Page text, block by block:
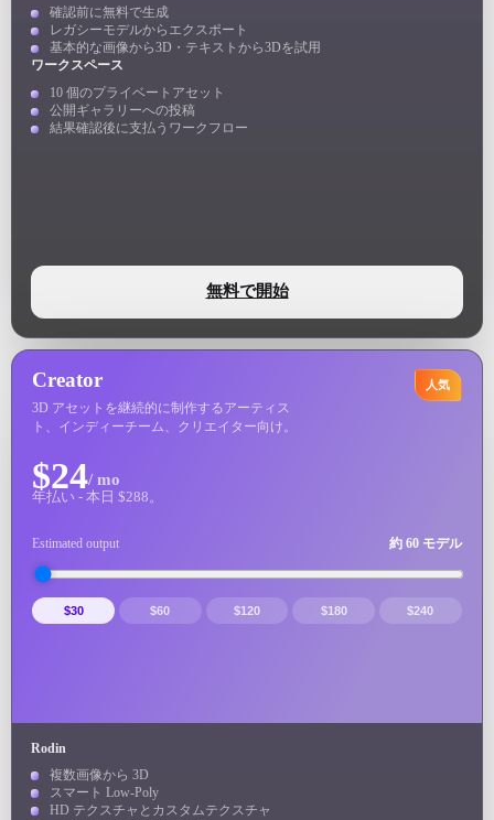
プラグイン
Blender
Godot
Fantasy Flat
Industrial
Minimalist
Pixel Art
Voxel
確認前に無料で生成
レガシーモデルからエクスポート
基本的な画像から3D・テキストから3Dを試用
ワークスペース
10 個のプライベートアセット
公開ギャラリーへの投稿
結果確認後に支払うワークフロー
無料で開始
Creator
3D アセットを継続的に制作するアーティス
ト、インディーチーム、クリエイター向け。
人気
$24/ mo
年払い - 本日 $288。
Estimated output 約 60 モデル
$30 $60 $120 $180 $240
Rodin
複数画像から 3D
スマート Low-Poly
HD テクスチャとカスタムテクスチャ